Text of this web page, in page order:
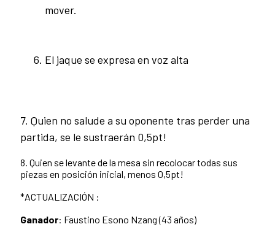
mover.
El jaque se expresa en voz alta
7. Quien no salude a su oponente tras perder una
partida, se le sustraerán 0,5pt!
8. Quien se levante de la mesa sin recolocar todas sus
piezas en posición inicial, menos 0,5pt!
*ACTUALIZACIÓN :
Ganador: Faustino Esono Nzang (43 años)